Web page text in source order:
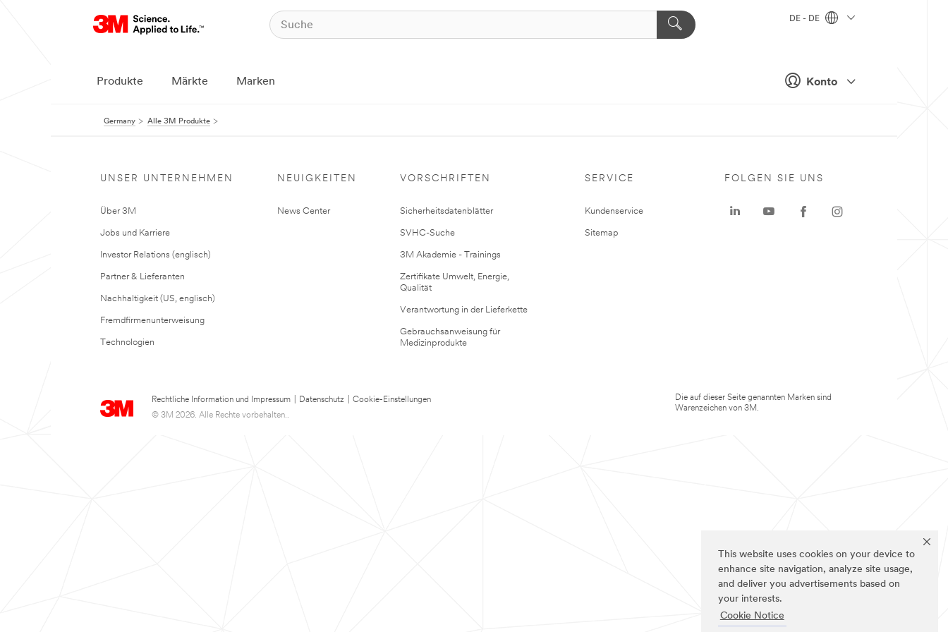
This website uses cookies on your device to
enhance site navigation, analyze site usage,
and deliver you advertisements based on
your interests.
Cookie Notice
Konto
DE - DE
Produkte Märkte Marken
Germany Alle 3M Produkte
UNSER UNTERNEHMEN
Über 3M
Jobs und Karriere
Investor Relations (englisch)
Partner & Lieferanten
Nachhaltigkeit (US, englisch)
Fremdfirmenunterweisung
Technologien
NEUIGKEITEN
News Center
VORSCHRIFTEN
Sicherheitsdatenblätter
SVHC-Suche
3M Akademie - Trainings
Zertifikate Umwelt, Energie,
Qualität
Verantwortung in der Lieferkette
Gebrauchsanweisung für
Medizinprodukte
SERVICE
Kundenservice
Sitemap
Rechtliche Information und Impressum Datenschutz
Cookie-Einstellungen
© 3M 2026. Alle Rechte vorbehalten..
FOLGEN SIE UNS
Die auf dieser Seite genannten Marken sind
Warenzeichen von 3M.